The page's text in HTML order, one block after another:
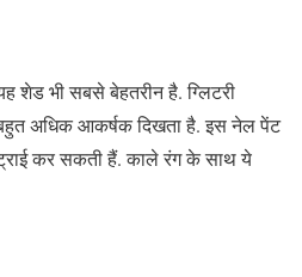
शेड भी सबसे बेहतरीन है. ग्लिटरी
अधिक आकर्षक दिखता है. इस नेल पेंट
कर सकती हैं. काले रंग के साथ ये